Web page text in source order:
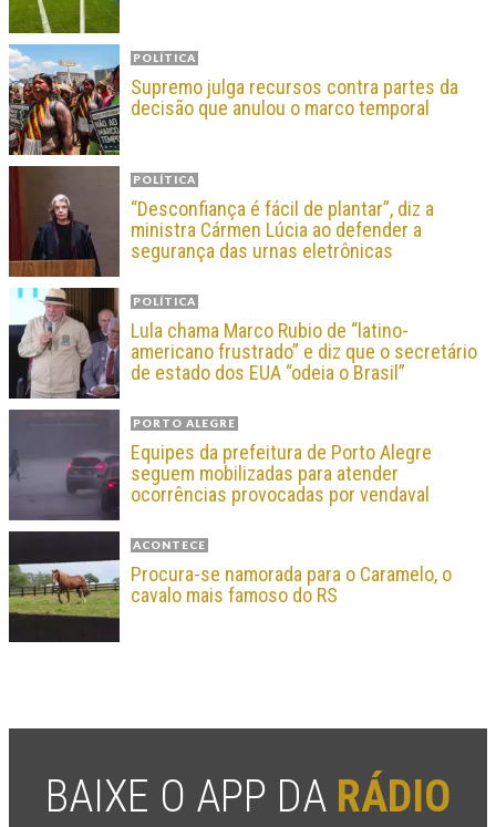
POLÍTICA
Supremo julga recursos contra partes da
decisão que anulou o marco temporal
POLÍTICA
“Desconfiança é fácil de plantar”, diz a
ministra Cármen Lúcia ao defender a
segurança das urnas eletrônicas
POLÍTICA
Lula chama Marco Rubio de “latino-
americano frustrado” e diz que o secretário
de estado dos EUA “odeia o Brasil”
PORTO ALEGRE
Equipes da prefeitura de Porto Alegre
seguem mobilizadas para atender
ocorrências provocadas por vendaval
ACONTECE
Procura-se namorada para o Caramelo, o
cavalo mais famoso do RS
BAIXE O APP DA RÁDIO